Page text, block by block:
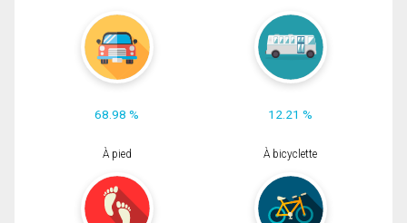
68.98 % 12.21 %
À pied À bicyclette